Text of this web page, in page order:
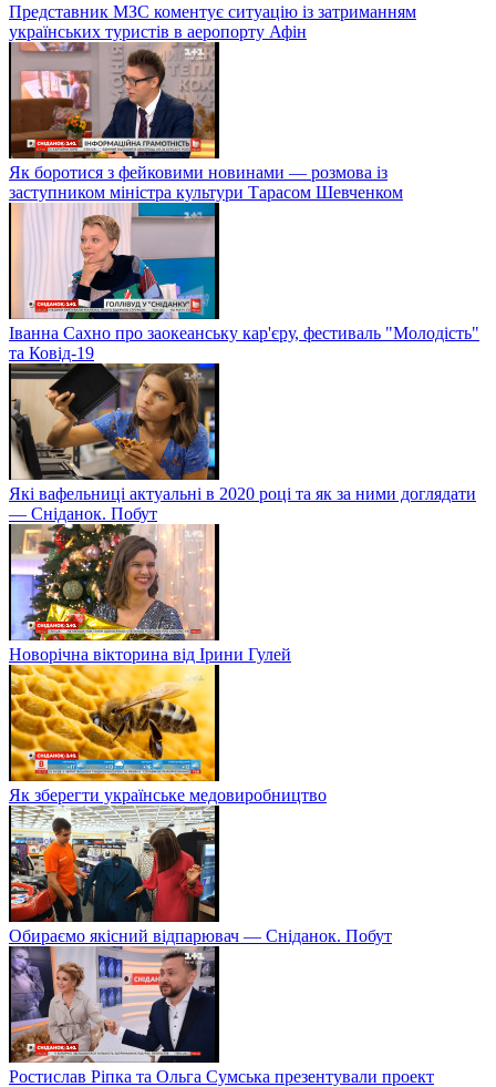
Представник МЗС коментує ситуацію із затриманням
українських туристів в аеропорту Афін
Як боротися з фейковими новинами — розмова із
заступником міністра культури Тарасом Шевченком
Іванна Сахно про заокеанську кар'єру, фестиваль "Молодість"
та Ковід-19
Які вафельниці актуальні в 2020 році та як за ними доглядати
— Сніданок. Побут
Новорічна вікторина від Ірини Гулей
Як зберегти українське медовиробництво
Обираємо якісний відпарювач — Сніданок. Побут
Ростислав Ріпка та Ольга Сумська презентували проект